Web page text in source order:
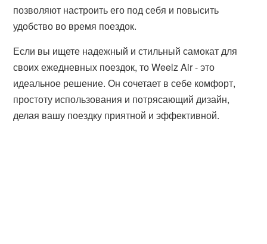
позволяют настроить его под себя и повысить
удобство во время поездок.
Если вы ищете надежный и стильный самокат для
своих ежедневных поездок, то Weelz Air - это
идеальное решение. Он сочетает в себе комфорт,
простоту использования и потрясающий дизайн,
делая вашу поездку приятной и эффективной.